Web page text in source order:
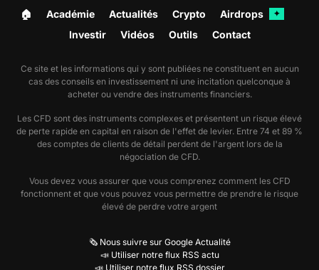
🏠︎ Académie Actualités Crypto Airdrops ✦
Investir Vidéos Outils Contact
Ce site et les informations qui y sont publiées ne constituent en aucun
cas des conseils en investissement ni une incitation quelconque à
acheter ou vendre des instruments financiers.
Les CFD sont des instruments complexes et présentent un risque élevé
de perte rapide en capital en raison de l'effet de levier. Entre 74 et 89 %
des comptes de clients de détail perdent de l'argent lors de la
négociation de CFD.
Vous devez vous assurer que vous comprenez comment les CFD
fonctionnent et que vous pouvez vous permettre de prendre le risque
élevé de perdre votre argent
🗞️ Nous suivre sur Google Actualité
📣 Utiliser notre flux RSS actu
📣 Utiliser notre flux RSS dossier